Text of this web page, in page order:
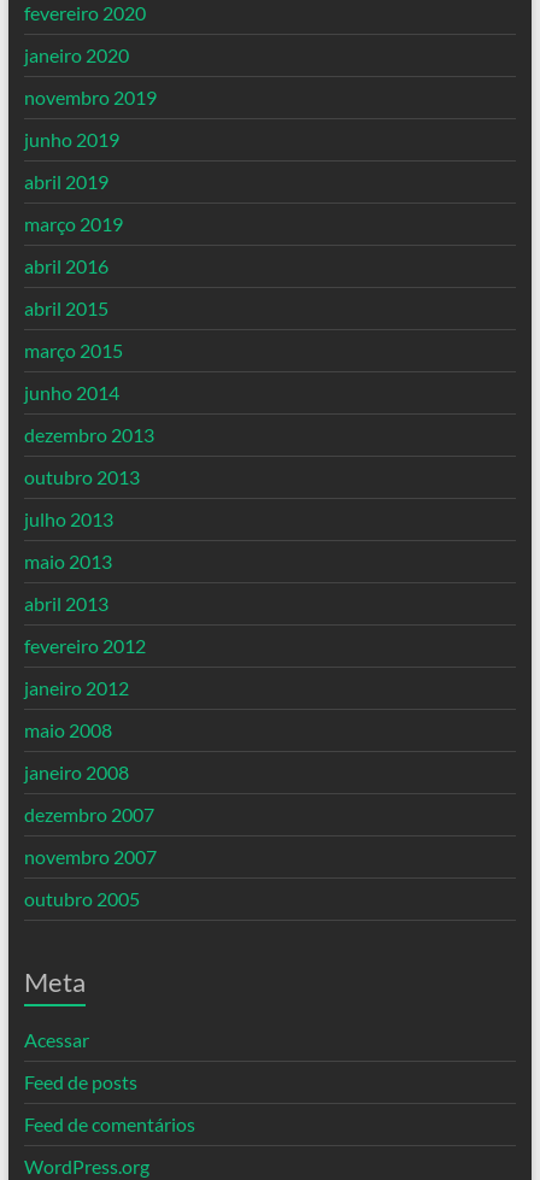
fevereiro 2020
janeiro 2020
novembro 2019
junho 2019
abril 2019
março 2019
abril 2016
abril 2015
março 2015
junho 2014
dezembro 2013
outubro 2013
julho 2013
maio 2013
abril 2013
fevereiro 2012
janeiro 2012
maio 2008
janeiro 2008
dezembro 2007
novembro 2007
outubro 2005
Meta
Acessar
Feed de posts
Feed de comentários
WordPress.org